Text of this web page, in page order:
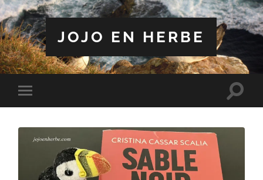
JOJO EN HERBE
Toggle
mobile
Toggle